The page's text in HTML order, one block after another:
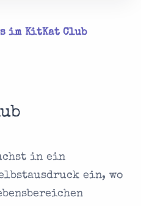
im KitKat Club
in ein
ein, wo